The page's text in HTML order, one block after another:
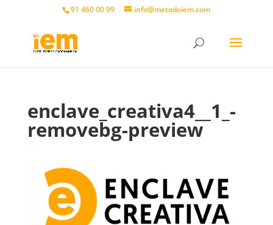
91 460 00 99 info@metodoiem.com
enclave_creativa4__1_-
removebg-preview